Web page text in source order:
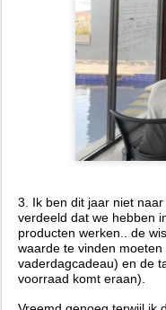
3. Ik ben dit jaar niet
verdeeld dat we hebben
producten werken.. de
waarde te vinden
vaderdagcadeau) en de
voorraad komt eraan).